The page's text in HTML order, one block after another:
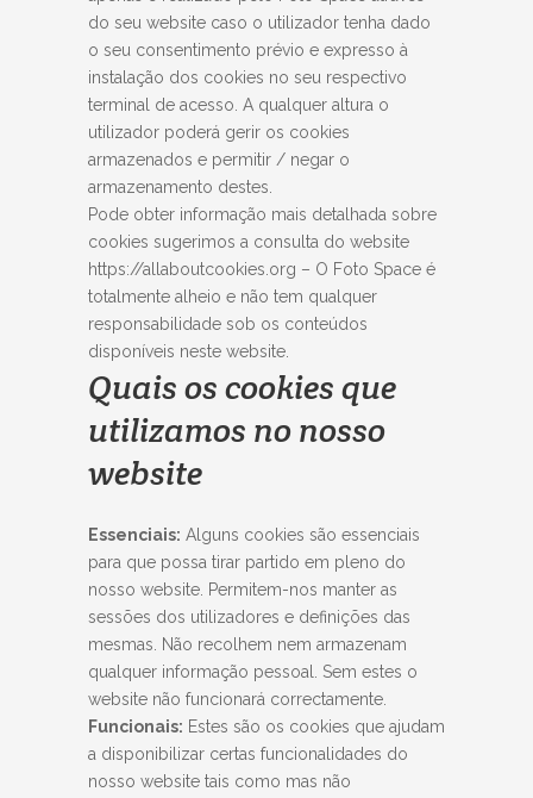
do seu website caso o utilizador tenha dado
o seu consentimento prévio e expresso à
instalação dos cookies no seu respectivo
terminal de acesso. A qualquer altura o
utilizador poderá gerir os cookies
armazenados e permitir / negar o
armazenamento destes.
Pode obter informação mais detalhada sobre
cookies sugerimos a consulta do website
https://allaboutcookies.org – O Foto Space é
totalmente alheio e não tem qualquer
responsabilidade sob os conteúdos
disponíveis neste website.
Quais os cookies que
utilizamos no nosso
website
Essenciais: Alguns cookies são essenciais
para que possa tirar partido em pleno do
nosso website. Permitem-nos manter as
sessões dos utilizadores e definições das
mesmas. Não recolhem nem armazenam
qualquer informação pessoal. Sem estes o
website não funcionará correctamente.
Funcionais: Estes são os cookies que ajudam
a disponibilizar certas funcionalidades do
nosso website tais como mas não